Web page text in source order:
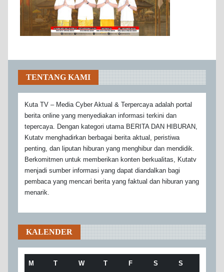
TENTANG KAMI
Kuta TV – Media Cyber Aktual & Terpercaya adalah portal
berita online yang menyediakan informasi terkini dan
tepercaya. Dengan kategori utama BERITA DAN HIBURAN,
Kutatv menghadirkan berbagai berita aktual, peristiwa
penting, dan liputan hiburan yang menghibur dan mendidik.
Berkomitmen untuk memberikan konten berkualitas, Kutatv
menjadi sumber informasi yang dapat diandalkan bagi
pembaca yang mencari berita yang faktual dan hiburan yang
menarik.
KALENDER
M T W T F S S